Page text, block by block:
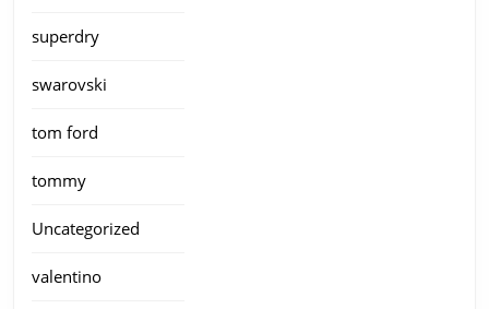
superdry
swarovski
tom ford
tommy
Uncategorized
valentino